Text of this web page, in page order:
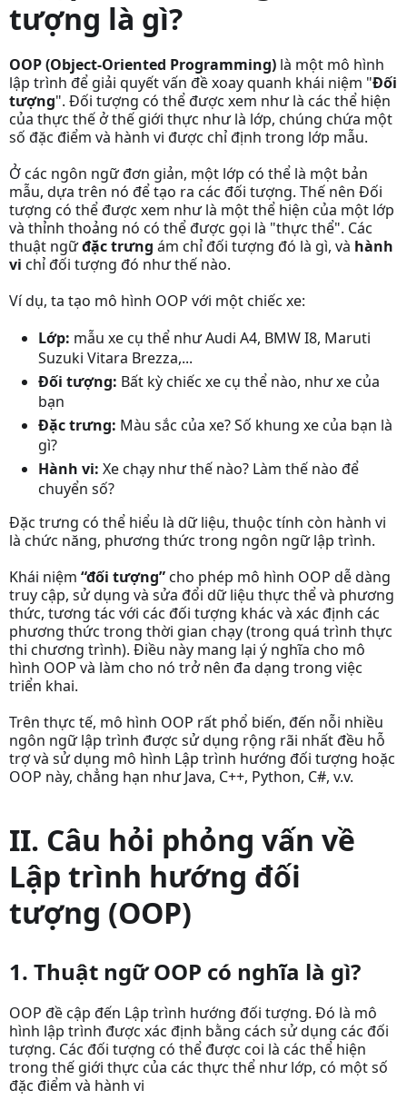
tượng là gì?
OOP (Object-Oriented Programming) là một mô hình
lập trình để giải quyết vấn đề xoay quanh khái niệm "Đối
tượng". Đối tượng có thể được xem như là các thể hiện
của thực thế ở thế giới thực như là lớp, chúng chứa một
số đặc điểm và hành vi được chỉ định trong lớp mẫu.
Ở các ngôn ngữ đơn giản, một lớp có thể là một bản
mẫu, dựa trên nó để tạo ra các đối tượng. Thế nên Đối
tượng có thể được xem như là một thể hiện của một lớp
và thỉnh thoảng nó có thể được gọi là "thực thể". Các
thuật ngữđặc trưng ám chỉ đối tượng đó là gì, và hành
vi chỉ đối tượng đó như thế nào.
Ví dụ, ta tạo mô hình OOP với một chiếc xe:
Lớp: mẫu xe cụ thể như Audi A4, BMW I8, Maruti
Suzuki Vitara Brezza,...
Đối tượng: Bất kỳ chiếc xe cụ thể nào, như xe của
bạn
Đặc trưng: Màu sắc của xe? Số khung xe của bạn là
gì?
Hành vi: Xe chạy như thế nào? Làm thế nào để
chuyển số?
Đặc trưng có thể hiểu là dữ liệu, thuộc tính còn hành vi
là chức năng, phương thức trong ngôn ngữ lập trình.
Khái niệm “đối tượng”cho phép mô hình OOP dễ dàng
truy cập, sử dụng và sửa đổi dữ liệu thực thể và phương
thức, tương tác với các đối tượng khác và xác định các
phương thức trong thời gian chạy (trong quá trình thực
thi chương trình). Điều này mang lại ý nghĩa cho mô
hình OOP và làm cho nó trở nên đa dạng trong việc
triển khai.
Trên thực tế, mô hình OOP rất phổ biến, đến nỗi nhiều
ngôn ngữ lập trình được sử dụng rộng rãi nhất đều hỗ
trợ và sử dụng mô hình Lập trình hướng đối tượng hoặc
OOP này, chẳng hạn như Java, C++, Python, C#, v.v.
II. Câu hỏi phỏng vấn về
Lập trình hướng đối
tượng (OOP)
1. Thuật ngữ OOP có nghĩa là gì?
OOP đề cập đến Lập trình hướng đối tượng. Đó là mô
hình lập trình được xác định bằng cách sử dụng các đối
tượng. Các đối tượng có thể được coi là các thể hiện
trong thế giới thực của các thực thể như lớp, có một số
đặc điểm và hành vi